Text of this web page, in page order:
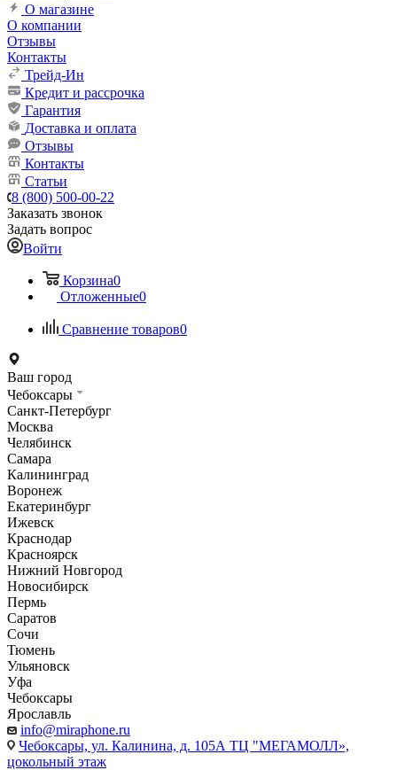
О магазине
О компании
Отзывы
Контакты
Трейд-Ин
Кредит и рассрочка
Гарантия
Доставка и оплата
Отзывы
Контакты
Статьи
8 (800) 500-00-22
Заказать звонок
Задать вопрос
Войти
Корзина0
Отложенные0
Сравнение товаров0
Ваш город
Чебоксары
Санкт-Петербург
Москва
Челябинск
Самара
Калининград
Воронеж
Екатеринбург
Ижевск
Краснодар
Красноярск
Нижний Новгород
Новосибирск
Пермь
Саратов
Сочи
Тюмень
Ульяновск
Уфа
Чебоксары
Ярославль
info@miraphone.ru
Чебоксары, ул. Калинина, д. 105А ТЦ "МЕГАМОЛЛ»,
цокольный этаж